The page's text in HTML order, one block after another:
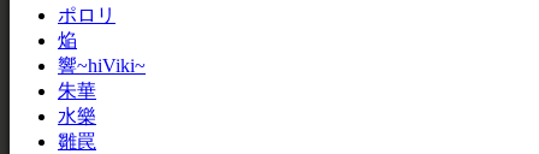
ポロリ
焔
響~hiViki~
朱華
水樂
雛罠